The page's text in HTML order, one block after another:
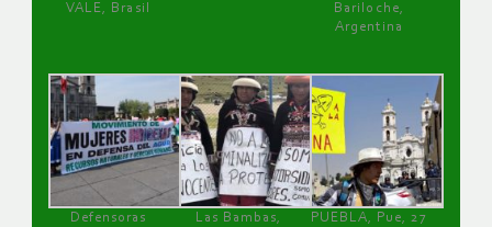
VALE, Brasil
Bariloche,
Argentina
Defensoras
Las Bambas,
PUEBLA, Pue, 27